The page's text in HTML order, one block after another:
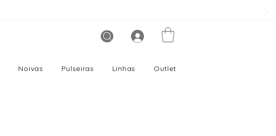
Noivas Pulseiras Linhas Outlet